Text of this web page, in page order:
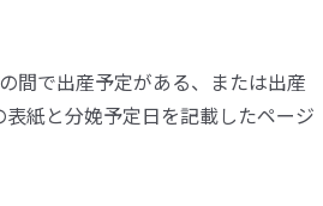
間で出産予定がある、または出産
紙と分娩予定日を記載したページ